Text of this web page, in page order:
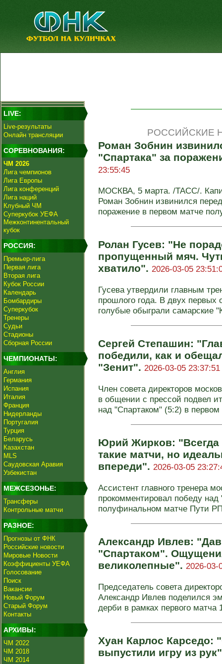
LIVE:
Live-результаты
Онлайн трансляции
СОРЕВНОВАНИЯ:
ЧМ 2026
Лига чемпионов
Лига Европы
Лига конференций
Лига наций
Клубный ЧМ
Суперкубок УЕФА
Межконтинентальный
кубок
РОССИЯ:
Премьер-лига
Первая лига
Вторая лига
Кубок России
Календарь
Бомбардиры
Суперкубок
Тренеры
Судьи
Стадионы
Сборная России
ЧЕМПИОНАТЫ:
Англия
Германия
Испания
Италия
Франция
Нидерланды
Португалия
Турция
Беларусь
Казахстан
MLS
Саудовская Аравия
Узбекистан
МЕЖСЕЗОНЬЕ:
Трансферы
Контрольные матчи
РАЗНОЕ:
Прогнозы от ФНК
Российские новости
Мировые Новости
Коэффициенты УЕФА
Голосование
Поиск
Вакансии
Новый Форум
Старый Форум
Контакты
АРХИВЫ:
ЧМ 2022
ЧМ 2018
ЧМ 2014
РОССИЙСКИЕ
Роман Зобнин
"Спартака" за
23:55:45
МОСКВА, 5 марта. /ТАСС/.
Роман Зобнин извинился
поражение в первом матче
Ролан Гусев: "Не
пропущенный мяч.
хватило". 2026-03-05
Гусева утвердили главным
прошлого года. В двух
голубые обыграли самарские
Сергей Степашин:
победили, как и
"Зенит". 2026-03-05 23:37:51
Член совета директоров
в общении с прессой подвел
над "Спартаком" (5:2) в первом
Юрий Жирков: "Всегда
такие матчи, но
впереди". 2026-03-05
Ассистент главного тренера
прокомментировал победу
полуфинальном матче Пути
Александр Ивлев:
"Спартаком".
великолепные". 2026-03-
Председатель совета
Александр Ивлев поделился
дерби в рамках первого
Хуан Карлос Карседо:
выпустили игру из